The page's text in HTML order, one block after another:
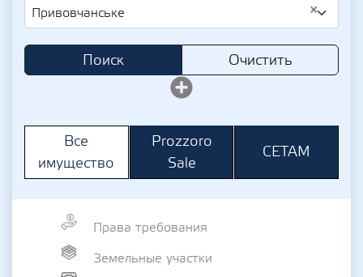
×
Привовчанське
Поиск Очистить
Все
имущество
Prozzoro
Sale
СЕТАМ
Права требования
Земельные участки